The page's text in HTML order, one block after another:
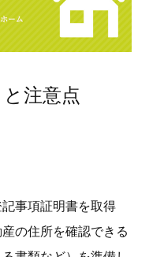
注意点
事項証明書を取得
の住所を確認できる